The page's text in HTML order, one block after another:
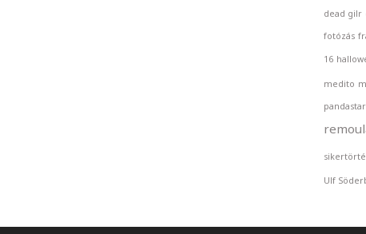
dead gilr
fotózás
16
medito
Ulf